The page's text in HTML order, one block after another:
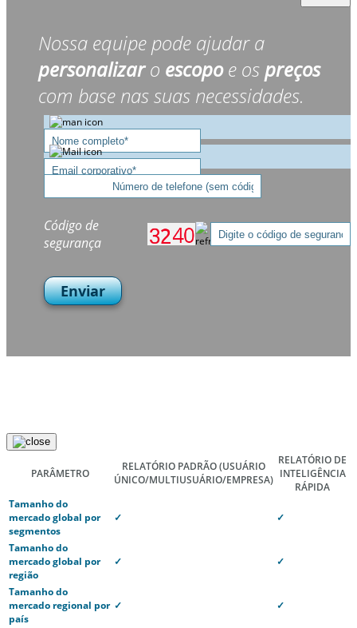
Nossa equipe pode ajudar a
personalizaro escopoe ospreços
com base nas suas necessidades.
Código de
segurança
Enviar
PARÂMETRO
RELATÓRIO PADRÃO(USUÁRIO
ÚNICO/MULTIUSUÁRIO/EMPRESA)
RELATÓRIO DE
INTELIGÊNCIA
RÁPIDA
Tamanho do
mercado global por
segmentos
✓ ✓
Tamanho do
mercado global por
região
✓ ✓
Tamanho do
mercado regional por
país
✓ ✓